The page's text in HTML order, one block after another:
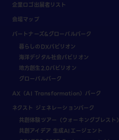
企業ロゴ出展者リスト
会場マップ
パートナーズ&グローバルパーク
暮らしのDXパビリオン
海洋デジタル社会パビリオン
地方創生2.0パビリオン
グローバルパーク
AX（AI Transformation）パーク
ネクスト ジェネレーションパーク
共創体験ツアー（ウォーキングブレスト）
共創アイデア 生成AIエージェント